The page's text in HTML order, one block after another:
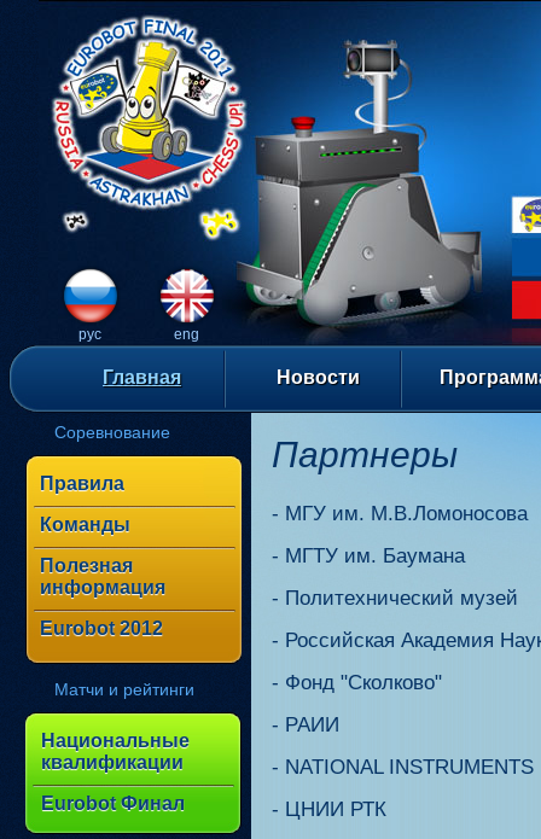
рус eng
Главная Новости
Партнеры
- МГУ им. М.В.Ломоносова
- МГТУ им. Баумана
- Политехнический музей
- Российская Академия
- Фонд "Сколково"
- РАИИ
- NATIONAL INSTRUMENTS
- ЦНИИ РТК
Соревнование
Правила
Команды
Полезная
информация
Eurobot 2012
Матчи и рейтинги
Национальные
квалификации
Eurobot Финал